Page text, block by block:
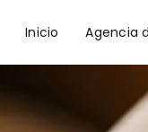
Inicio Agencia